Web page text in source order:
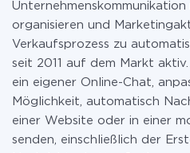
organisieren und
Verkaufsprozess zu
seit 2011 auf dem Markt
ein eigener Online-Chat,
Möglichkeit, automatisch
einer Website oder in einer
senden, einschließlich der